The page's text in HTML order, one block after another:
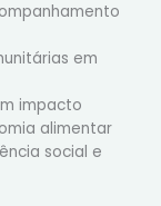
em
impacto
alimentar
social e